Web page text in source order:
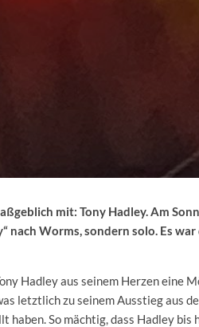
mit: Tony Hadley. Am
nach Worms, sondern solo. Es
Hadley aus seinem Herzen eine
letztlich zu seinem Ausstieg aus
haben. So mächtig, dass Hadley bis